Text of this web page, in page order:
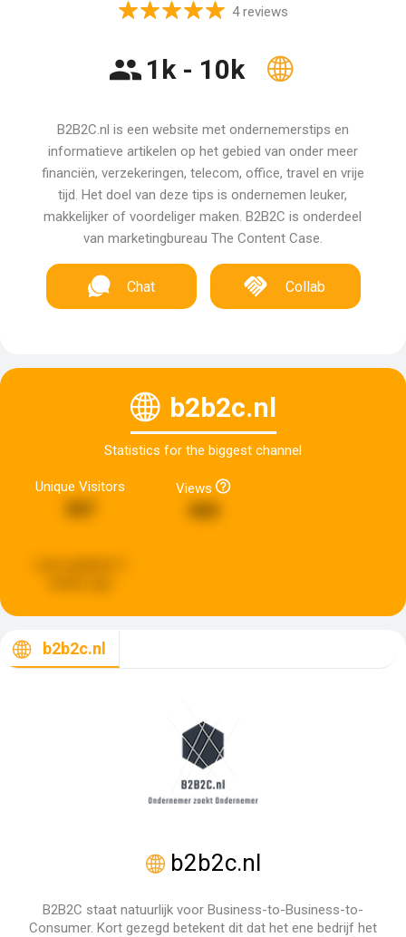
4 reviews
1k - 10k
B2B2C.nl is een website met ondernemerstips en
informatieve artikelen op het gebied van onder meer
financiën, verzekeringen, telecom, office, travel en vrije
tijd. Het doel van deze tips is ondernemen leuker,
makkelijker of voordeliger maken. B2B2C is onderdeel
van marketingbureau The Content Case.
Chat Collab
b2b2c.nl
Statistics for the biggest channel
Unique Visitors Views
b2b2c.nl
b2b2c.nl
B2B2C staat natuurlijk voor Business-to-Business-to-
Consumer. Kort gezegd betekent dit dat het ene bedrijf het